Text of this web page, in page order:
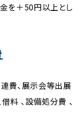
を＋50円以上とし
費、展示会等出展
料 、設備処分費 、